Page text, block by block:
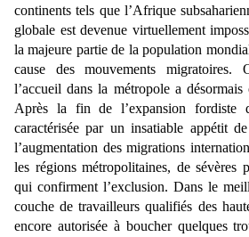
continents tels que l’Afrique
globale est devenue virtuellement
la majeure partie de la population
cause des mouvements migratoires.
l’accueil dans la métropole a
Après la fin de l’expansion fordiste
caractérisée par un insatiable appétit
l’augmentation des migrations
les régions métropolitaines, de
qui confirment l’exclusion. Dans le
couche de travailleurs qualifiés des
encore autorisée à boucher quelques